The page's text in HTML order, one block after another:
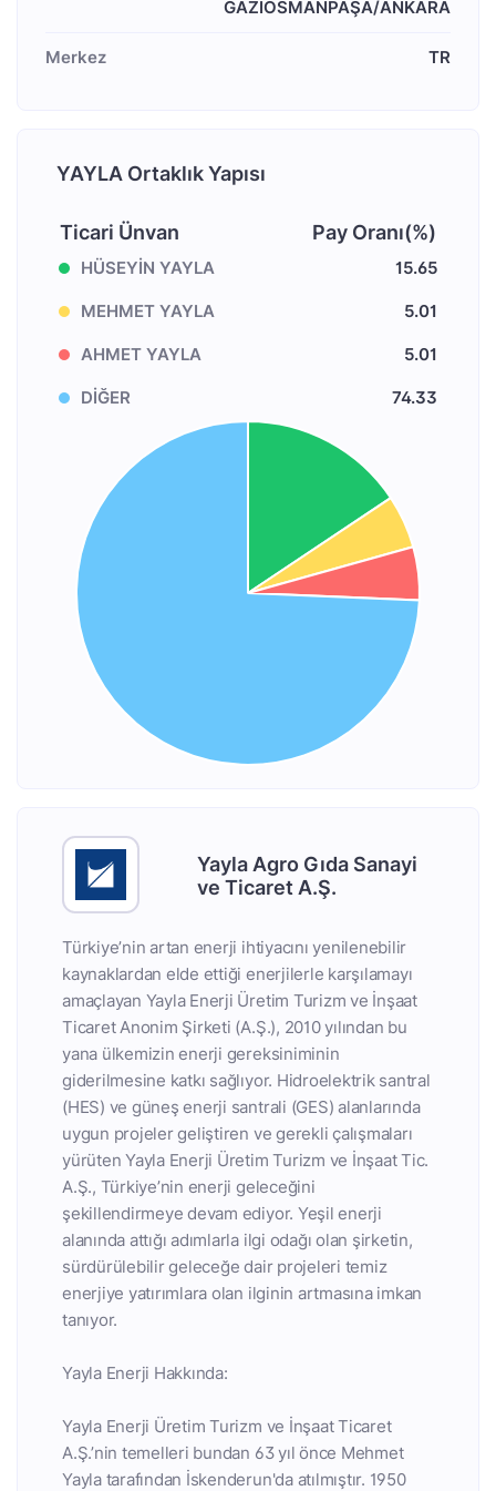
GAZİOSMANPAŞA/ANKARA
Merkez TR
YAYLA Ortaklık Yapısı
Ticari Ünvan Pay Oranı(%)
HÜSEYİN YAYLA 15.65
MEHMET YAYLA 5.01
AHMET YAYLA 5.01
DİĞER 74.33
Yayla Agro Gıda Sanayi
ve Ticaret A.Ş.
Türkiye’nin artan enerji ihtiyacını yenilenebilir
kaynaklardan elde ettiği enerjilerle karşılamayı
amaçlayan Yayla Enerji Üretim Turizm ve İnşaat
Ticaret Anonim Şirketi (A.Ş.), 2010 yılından bu
yana ülkemizin enerji gereksiniminin
giderilmesine katkı sağlıyor. Hidroelektrik santral
(HES) ve güneş enerji santrali (GES) alanlarında
uygun projeler geliştiren ve gerekli çalışmaları
yürüten Yayla Enerji Üretim Turizm ve İnşaat Tic.
A.Ş., Türkiye’nin enerji geleceğini
şekillendirmeye devam ediyor. Yeşil enerji
alanında attığı adımlarla ilgi odağı olan şirketin,
sürdürülebilir geleceğe dair projeleri temiz
enerjiye yatırımlara olan ilginin artmasına imkan
tanıyor.
Yayla Enerji Hakkında:
Yayla Enerji Üretim Turizm ve İnşaat Ticaret
A.Ş.’nin temelleri bundan 63 yıl önce Mehmet
Yayla tarafından İskenderun'da atılmıştır. 1950